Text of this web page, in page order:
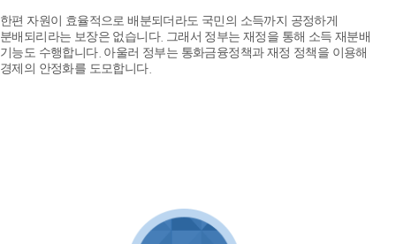
한편 자원이 효율적으로 배분되더라도 국민의 소득까지 공정하게
분배되리라는 보장은 없습니다. 그래서 정부는 재정을 통해 소득 재분배
기능도 수행합니다. 아울러 정부는 통화금융정책과 재정 정책을 이용해
경제의 안정화를 도모합니다.